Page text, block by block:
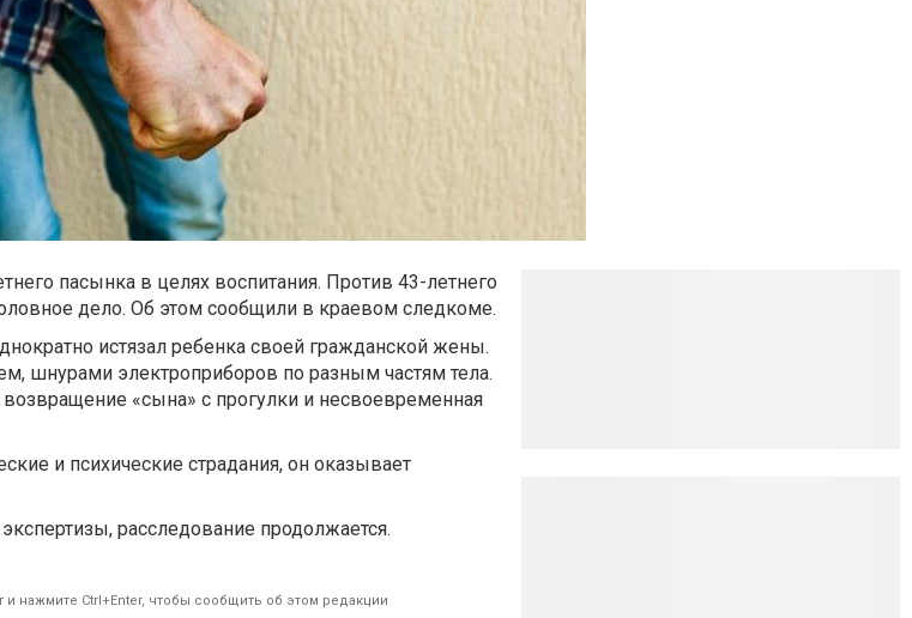
пасынка в целях воспитания. Против 43-летнего
дело. Об этом сообщили в краевом следкоме.
истязал ребенка своей гражданской жены.
шнурами электроприборов по разным частям тела.
«сына» с прогулки и несвоевременная
и психические страдания, он оказывает
расследование продолжается.
нажмите Ctrl+Enter, чтобы сообщить об этом редакции